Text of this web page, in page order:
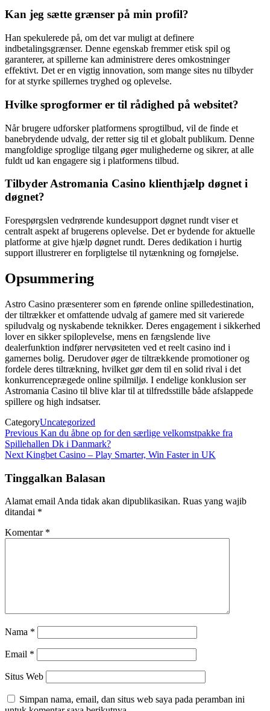
Kan jeg sætte grænser på min profil?
Han spekulerede på, om det var muligt at definere
indbetalingsgrænser. Denne egenskab fremmer etisk spil og
garanterer, at spillerne kan administrere deres omkostninger
effektivt. Det er en vigtig innovation, som mange sites nu tilbyder
for at styrke spillernes tryghed og oplevelse.
Hvilke sprogformer er til rådighed på websitet?
Når brugere udforsker platformens sprogtilbud, vil de finde et
banebrydende udvalg, der retter sig til et globalt publikum. Denne
mangfoldige sproglige tilgang øger mulighederne og sikrer, at alle
fuldt ud kan engagere sig i platformens tilbud.
Tilbyder Astromania Casino klienthjælp døgnet i
døgnet?
Forespørgslen vedrørende kundesupport døgnet rundt viser et
centralt aspekt af brugerens oplevelse. Det er bydende for aktuelle
platforme at give hjælp døgnet rundt. Deres dedikation i hurtig
support illustrerer en forpligtelse til nytænkning og fornøjelse.
Opsummering
Astro Casino præsenterer som en førende online spilledestination,
der tiltrækker et omfattende udvalg af gamere med sit varierede
spiludvalg og nyskabende teknikker. Deres engagement i sikkerhed
lover en sikker spiloplevelse, mens en fængslende live
dealerfunktion indfører nervøsiteten ved et reelt casino ind i
gamernes bolig. Derudover øger de tiltrækkende promotioner og
fordele deres tiltrækning, hvilket gør dem til en solid rival i det
konkurrenceprægede online spilmiljø. I endelige konklusion ser
Astromania Casino til blive klar til at tilfredsstille både afslappede
spillere og high indsatser.
CategoryUncategorized
Navigasi
pos
Previous
Post
Previous Kan du åbne op for den særlige velkomstpakke fra
Spillehallen Dk i Danmark?
Next
Next Kingbet Casino – Play Smarter, Win Faster in UK
Tinggalkan Balasan
Alamat email Anda tidak akan dipublikasikan. Ruas yang wajib
ditandai *
Komentar *
Nama *
Email *
Situs Web
Simpan nama, email, dan situs web saya pada peramban ini